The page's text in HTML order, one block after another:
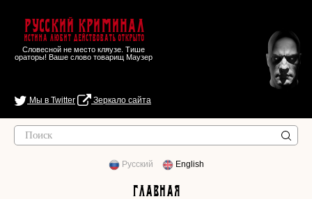
Русский Криминал
Истина любит действовать открыто
Словесной не место кляузе. Тише
ораторы! Ваше слово товарищ Маузер
Мы в Twitter Зеркало сайта
Русский English
Главная